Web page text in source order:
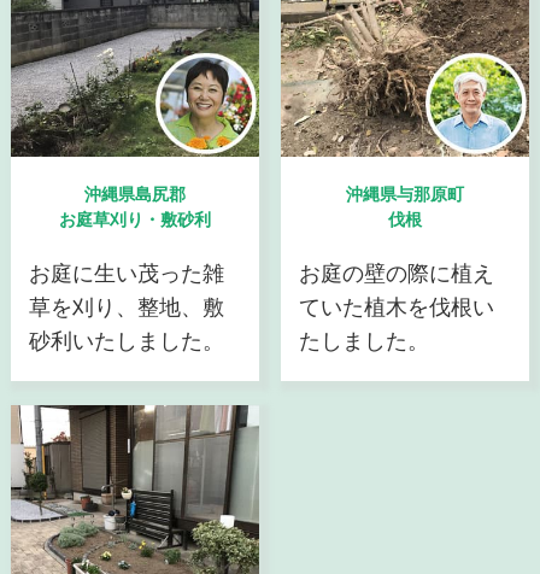
沖縄県島尻郡
お庭草刈り・敷砂利
お庭に生い茂った雑
草を刈り、整地、敷
砂利いたしました。
沖縄県与那原町
伐根
お庭の壁の際に植え
ていた植木を伐根い
たしました。